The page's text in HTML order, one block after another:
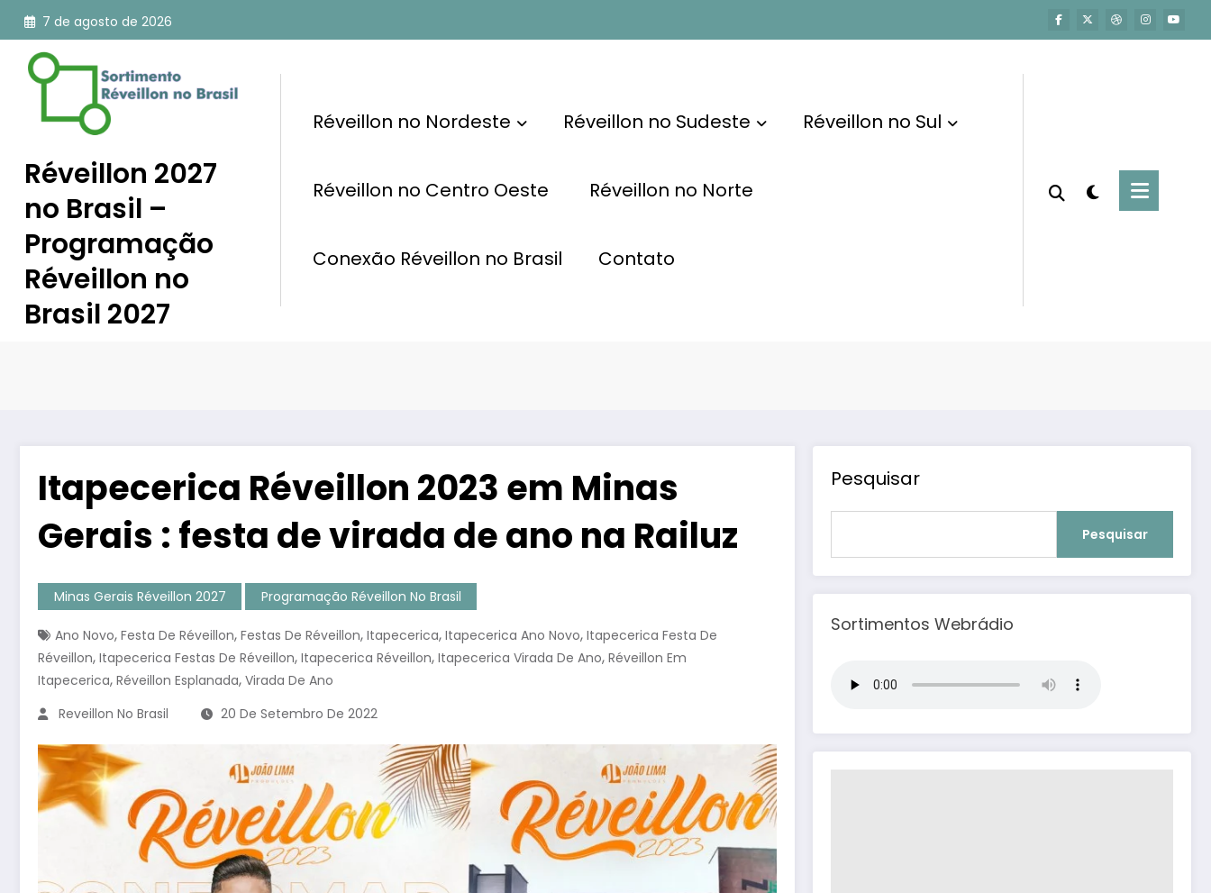
Pular
para
conteúdo
7 de agosto de 2026
Réveillon 2027
no Brasil –
Programação
Réveillon no
Brasil 2027
Réveillon no Nordeste Réveillon no Sudeste Réveillon no Sul
Réveillon no Centro Oeste Réveillon no Norte
Conexão Réveillon no Brasil Contato
Itapecerica Réveillon 2023 em Minas
Gerais : festa de virada de ano na Railuz
Minas Gerais Réveillon 2027 Programação Réveillon No Brasil
Ano Novo, Festa De Réveillon, Festas De Réveillon, Itapecerica, Itapecerica Ano Novo, Itapecerica Festa De
Réveillon, Itapecerica Festas De Réveillon, Itapecerica Réveillon, Itapecerica Virada De Ano, Réveillon Em
Itapecerica, Réveillon Esplanada, Virada De Ano
Reveillon No Brasil
20 De Setembro De 2022
Pesquisar
Pesquisar
Sortimentos Webrádio